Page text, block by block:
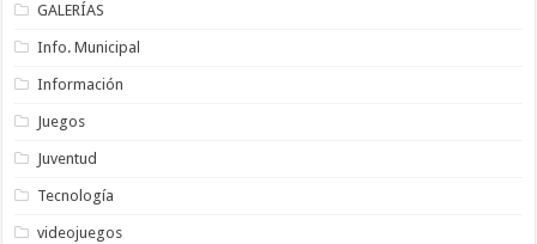
GALERÍAS
Info. Municipal
Información
Juegos
Juventud
Tecnología
videojuegos